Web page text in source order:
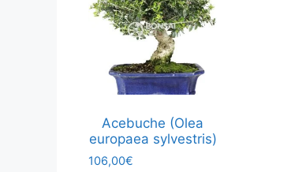
Acebuche (Olea
europaea sylvestris)
106,00€